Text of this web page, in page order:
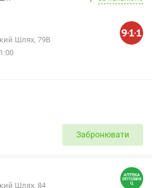
Шлях, 79В
Забронювати
Шлях, 84